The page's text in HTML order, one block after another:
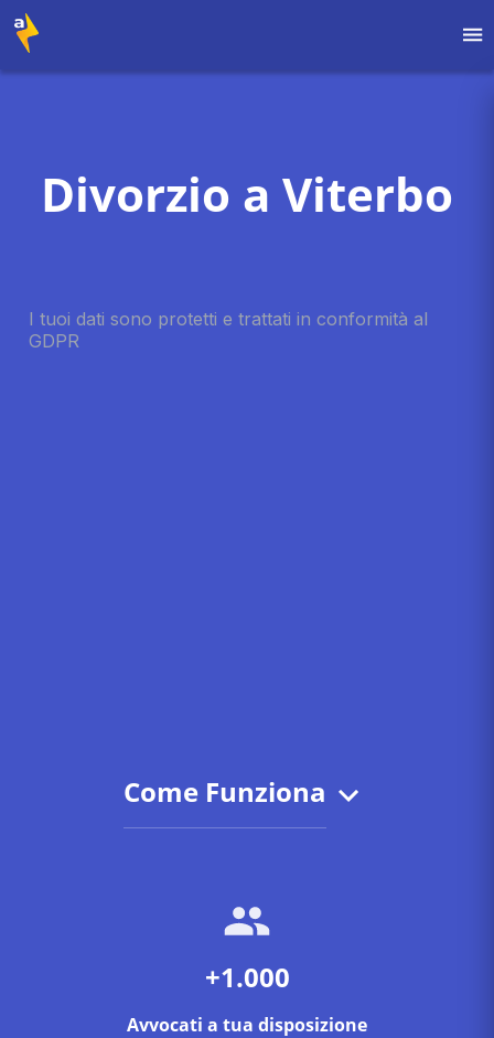
Divorzio a Viterbo
Come Funziona
+1.000
Avvocati a tua disposizione